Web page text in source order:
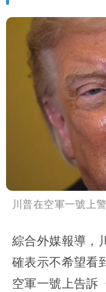
川普在空軍一號上
綜合外媒報導，
確表示不希望看
空軍一號上告訴